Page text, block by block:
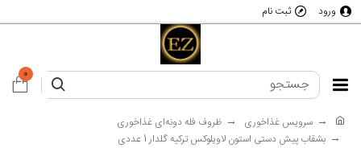
ورود ثبت نام
0
سرویس غذاخوری
ظروف فله دونه‌ای غذاخوری
بشقاب پیش دستی استون لاویلوکس ترکیه گلدار 1 عددی